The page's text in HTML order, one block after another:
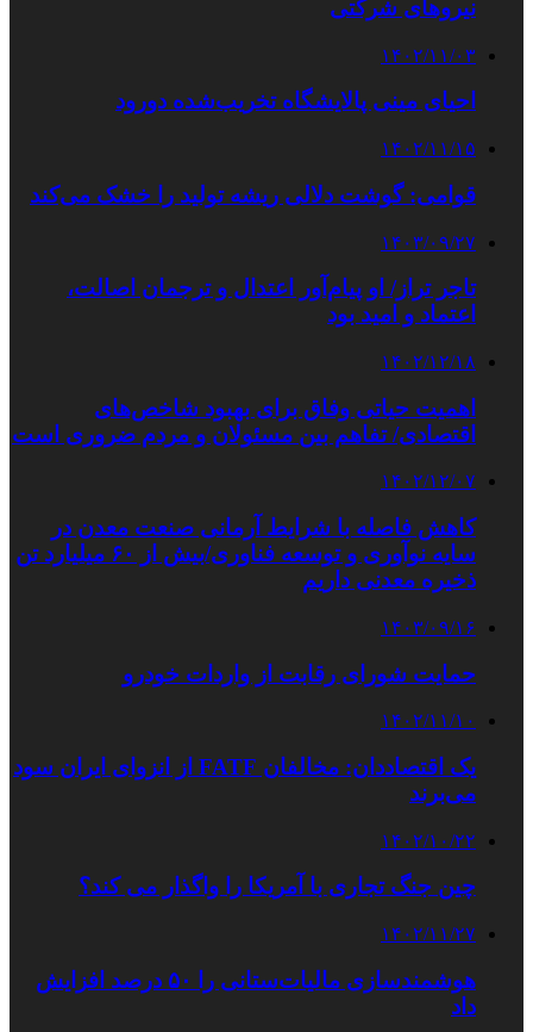
نیروهای شرکتی
۱۴۰۲/۱۱/۰۳
احیای مینی پالایشگاه تخریب‌شده دورود
۱۴۰۲/۱۱/۱۵
قوامی: گوشت دلالی ریشه تولید را خشک می‌کند
۱۴۰۳/۰۹/۲۷
تاجر تراز/ او پیام‌آور اعتدال و ترجمان اصالت،
اعتماد و امید بود
۱۴۰۲/۱۲/۱۸
اهمیت حیاتی وفاق برای بهبود شاخص‌های
اقتصادی/ تفاهم بین مسئولان و مردم ضروری است
۱۴۰۲/۱۲/۰۷
کاهش فاصله با شرایط آرمانی صنعت معدن در
سایه نوآوری و توسعه فناوری/بیش از ۶۰ میلیارد تن
ذخیره معدنی داریم
۱۴۰۳/۰۹/۱۶
حمایت شورای رقابت از واردات خودرو
۱۴۰۲/۱۱/۱۰
یک اقتصاددان: مخالفان FATF از انزوای ایران سود
می‌برند
۱۴۰۲/۱۰/۲۲
چین جنگ تجاری با آمریکا را واگذار می کند؟
۱۴۰۲/۱۱/۲۷
هوشمندسازی مالیات‌ستانی را ۵۰ درصد افزایش
داد